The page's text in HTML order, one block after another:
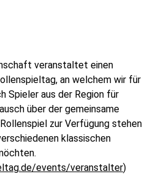
veranstaltet einen
an welchem wir für
Spieler aus der Region für
über der gemeinsame
zur Verfügung stehen
klassischen
events/veranstalter)